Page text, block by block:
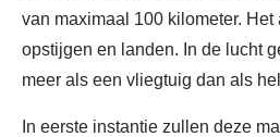
van maximaal 100 kilometer.
opstijgen en landen. In de lucht
meer als een vliegtuig dan als
In eerste instantie zullen deze